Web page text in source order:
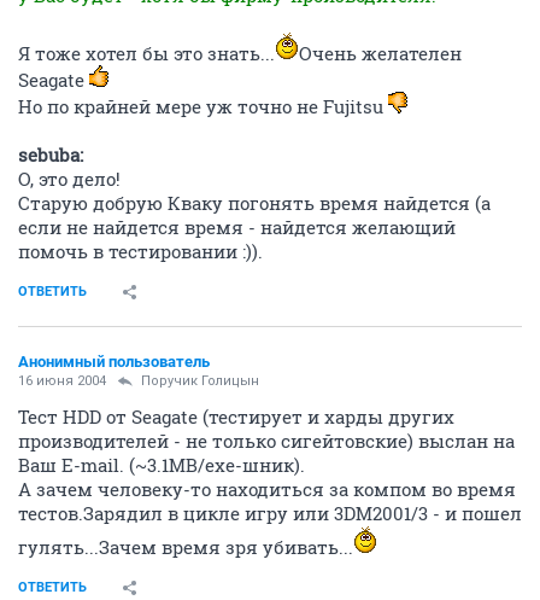
Я тоже хотел бы это знать...
Очень желателен
Seagate
Но по крайней мере уж точно не Fujitsu
sebuba:
О, это дело!
Старую добрую Кваку погонять время найдется (а
если не найдется время - найдется желающий
помочь в тестировании :)).
ОТВЕТИТЬ
Анонимный пользователь
16 июня 2004 Поручик Голицын
Тест HDD от Seagate (тестирует и харды других
производителей - не только сигейтовские) выслан на
Ваш E-mail. (~3.1MB/exe-шник).
А зачем человеку-то находиться за компом во время
тестов.Зарядил в цикле игру или 3DM2001/3 - и пошел
гулять...Зачем время зря убивать...
ОТВЕТИТЬ